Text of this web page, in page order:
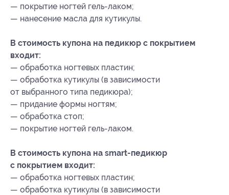
— покрытие ногтей гель-лаком;
— нанесение масла для кутикулы.
В стоимость купона на педикюр с покрытием
входит:
— обработка ногтевых пластин;
— обработка кутикулы (в зависимости
от выбранного типа педикюра);
— придание формы ногтям;
— обработка стоп;
— покрытие ногтей гель-лаком.
В стоимость купона на smart-педикюр
с покрытием входит:
— обработка ногтевых пластин;
— обработка кутикулы (в зависимости